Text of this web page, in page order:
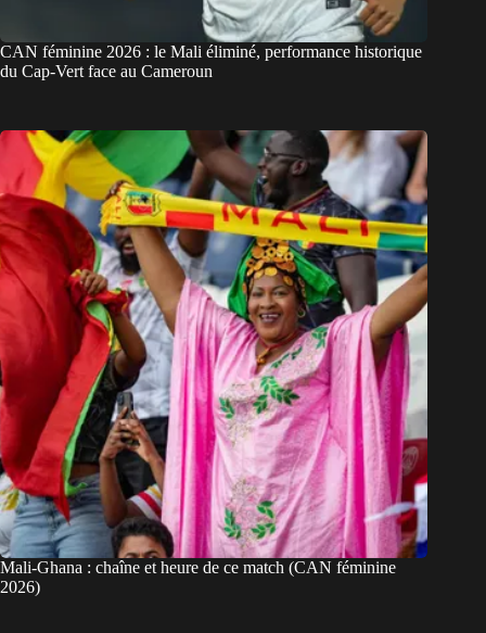
CAN féminine 2026 : le Mali éliminé, performance historique
du Cap-Vert face au Cameroun
Mali-Ghana : chaîne et heure de ce match (CAN féminine
2026)